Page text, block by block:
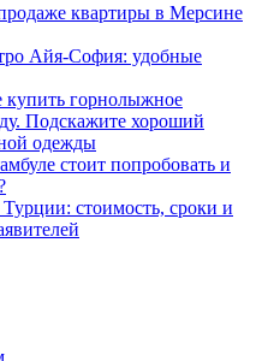
квартиры в Мерсине
Айя-София: удобные
купить горнолыжное
Подскажите хороший
одежды
стоит попробовать и
стоимость, сроки и